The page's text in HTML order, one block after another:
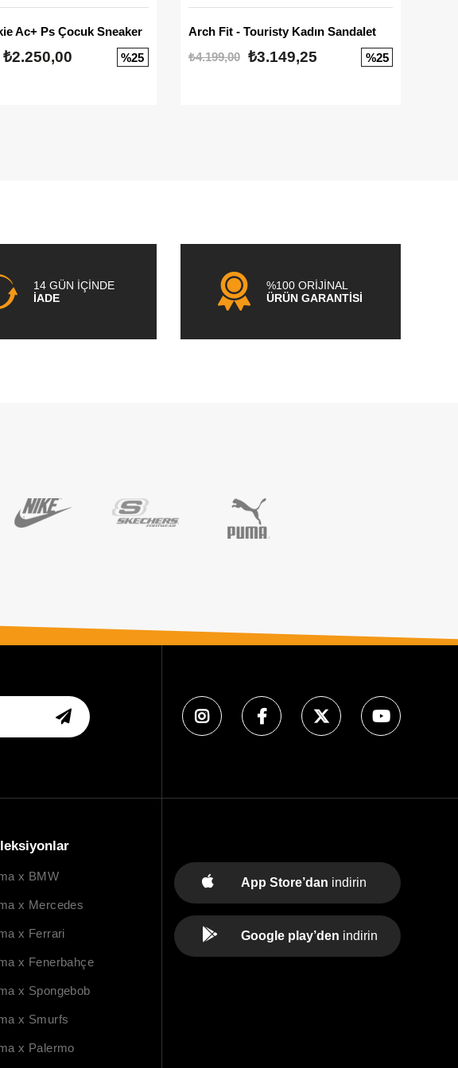
Ac+ Ps Çocuk Sneaker
₺2.250,00 %25
Arch Fit - Touristy Kadın Sandalet
₺4.199,00
₺3.149,25 %25
14 GÜN İÇİNDE
İADE
%100 ORİJİNAL
ÜRÜN GARANTİSİ
x BMW
x Mercedes
x Ferrari
x Fenerbahçe
x Spongebob
x Smurfs
x Palermo
App Store’dan indirin
Google play’den indirin